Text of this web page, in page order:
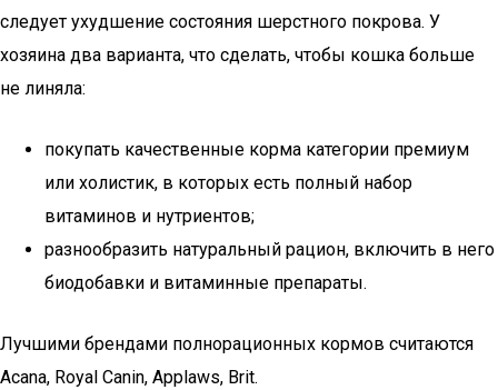
следует ухудшение состояния шерстного покрова. У
хозяина два варианта, что сделать, чтобы кошка больше
не линяла:
покупать качественные корма категории премиум
или холистик, в которых есть полный набор
витаминов и нутриентов;
разнообразить натуральный рацион, включить в него
биодобавки и витаминные препараты.
Лучшими брендами полнорационных кормов считаются
Acana, Royal Canin, Applaws, Brit.